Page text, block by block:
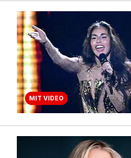
MIT VIDEO